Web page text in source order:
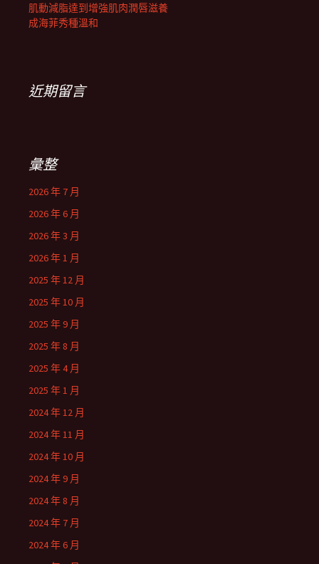
肌動減脂達到增強肌肉潤唇滋養
成海菲秀種溫和
近期留言
彙整
2026 年 7 月
2026 年 6 月
2026 年 3 月
2026 年 1 月
2025 年 12 月
2025 年 10 月
2025 年 9 月
2025 年 8 月
2025 年 4 月
2025 年 1 月
2024 年 12 月
2024 年 11 月
2024 年 10 月
2024 年 9 月
2024 年 8 月
2024 年 7 月
2024 年 6 月